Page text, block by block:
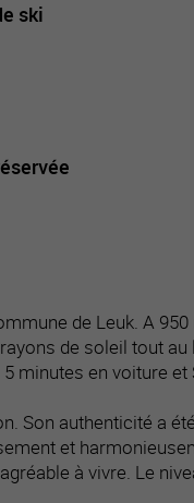
ski
de Leuk. A
de soleil tout au
minutes en voiture et
Son authenticité a
et
à vivre. Le